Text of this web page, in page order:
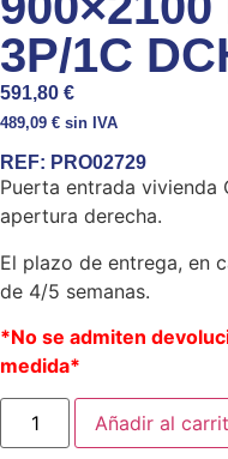
3P/1C
591,80 €
489,09 € sin IVA
REF: PRO02729
Puerta entrada vivienda
apertura derecha.
El plazo de entrega, en
de 4/5 semanas.
*No se admiten
medida*
Añadir al